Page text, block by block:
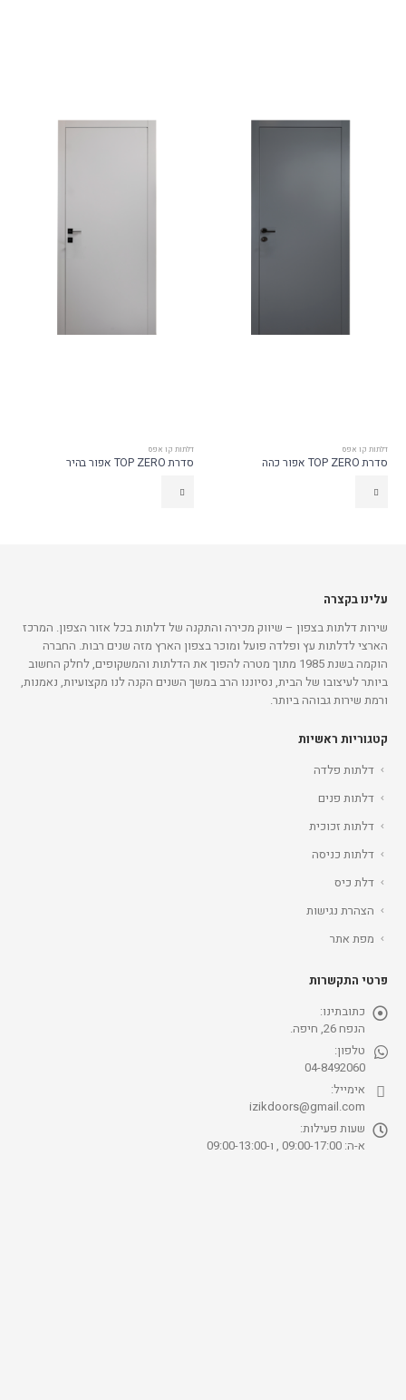
דלתות קו אפס
סדרת TOP ZERO אפור כהה
דלתות קו אפס
סדרת TOP ZERO אפור בהיר
עלינו בקצרה
שירות דלתות בצפון – שיווק מכירה והתקנה של דלתות בכל אזור הצפון. המרכז
הארצי לדלתות עץ ופלדה פועל ומוכר בצפון הארץ מזה שנים רבות. החברה
הוקמה בשנת 1985 מתוך מטרה להפוך את הדלתות והמשקופים, לחלק החשוב
ביותר לעיצובו של הבית, נסיוננו הרב במשך השנים הקנה לנו מקצועיות, נאמנות,
ורמת שירות גבוהה ביותר.
קטגוריות ראשיות
דלתות פלדה
דלתות פנים
דלתות זכוכית
דלתות כניסה
דלת כיס
הצהרת נגישות
מפת אתר
פרטי התקשרות
כתובתינו:
הנפח 26, חיפה.
טלפון:
04-8492060
אימייל:
izikdoors@gmail.com
שעות פעילות:
א-ה: 09:00-17:00 , ו-09:00-13:00